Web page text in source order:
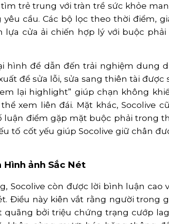
trẻ trung với tràn trề sức khỏe
cầu. Các bộ lọc theo thời điểm,
cửa ải chiến hợp lý với buộc
hình để dẫn đến trải nghiệm dung
để sửa lỗi, sửa sang thiên tài
lại highlight” giúp chạn không
xem liên đái. Mặt khác, Socolive
luận điểm gặp mặt buộc phải trong
tố cốt yếu giúp Socolive giữ chân
ảnh Sắc Nét
Socolive còn được lời bình luận cao
Điều này kiên vắt rằng người trong
bởi triệu chứng trạng cướp